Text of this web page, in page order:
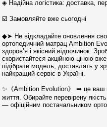
◈ Надійна логістика: доставка,
☑️ Замовляйте вже сьогодні
◆➤ Не відкладайте оновлення
ортопедичний матрац Ambition
здоров’я і якісний відпочинок.
скористайтеся акційною ціною
підібрати модель, доставлять у
найкращий сервіс в Україні.
✨《Ambition Evolution》 ➡ це ваш
життя. Обирайте перевірену
— офіційним постачальником